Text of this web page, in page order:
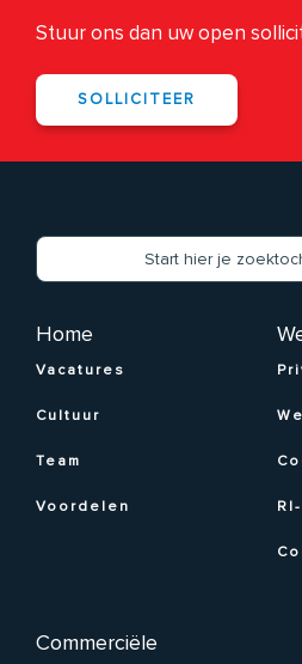
Stuur ons dan uw open
SOLLICITEER
Home
Vacatures
Cultuur
Team
Voordelen
Commerciële